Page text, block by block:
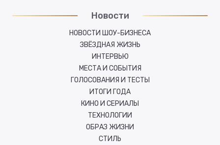
Новости
НОВОСТИ ШОУ-БИЗНЕСА
ЗВЁЗДНАЯ ЖИЗНЬ
ИНТЕРВЬЮ
МЕСТА И СОБЫТИЯ
ГОЛОСОВАНИЯ И ТЕСТЫ
ИТОГИ ГОДА
КИНО И СЕРИАЛЫ
ТЕХНОЛОГИИ
ОБРАЗ ЖИЗНИ
СТИЛЬ